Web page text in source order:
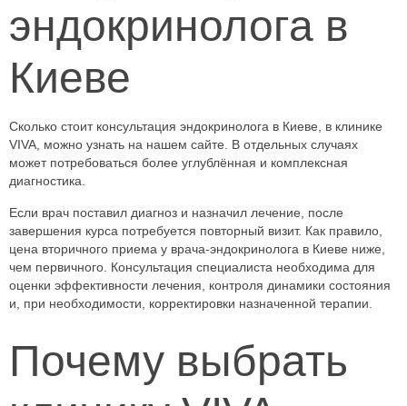
эндокринолога в
Киеве
Сколько стоит консультация эндокринолога в Киеве, в клинике
VIVA, можно узнать на нашем сайте. В отдельных случаях
может потребоваться более углублённая и комплексная
диагностика.
Если врач поставил диагноз и назначил лечение, после
завершения курса потребуется повторный визит. Как правило,
цена вторичного приема у врача-эндокринолога в Киеве ниже,
чем первичного. Консультация специалиста необходима для
оценки эффективности лечения, контроля динамики состояния
и, при необходимости, корректировки назначенной терапии.
Почему выбрать